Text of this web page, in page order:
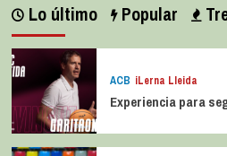
Lo último Popular
ACB iLerna Lleida
Experiencia para